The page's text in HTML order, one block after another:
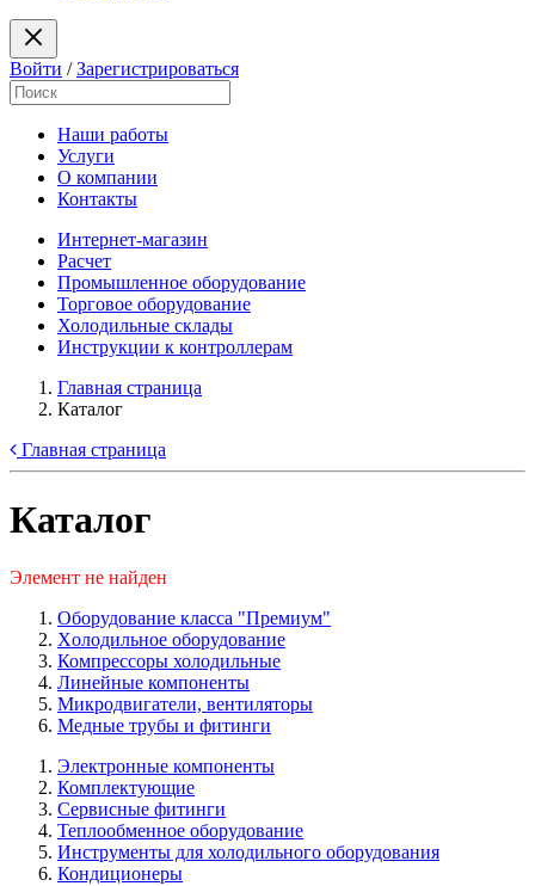
Войти /Зарегистрироваться
Наши работы
Услуги
О компании
Контакты
Интернет-магазин
Расчет
Промышленное оборудование
Торговое оборудование
Холодильные склады
Инструкции к контроллерам
Главная страница
Каталог
Главная страница
Каталог
Элемент не найден
Оборудование класса "Премиум"
Xолодильное оборудование
Компрессоры холодильные
Линейные компоненты
Микродвигатели, вентиляторы
Медные трубы и фитинги
Электронные компоненты
Комплектующие
Сервисные фитинги
Теплообменное оборудование
Инструменты для холодильного оборудования
Кондиционеры